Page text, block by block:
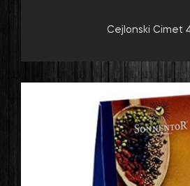
Cejlonski Cimet